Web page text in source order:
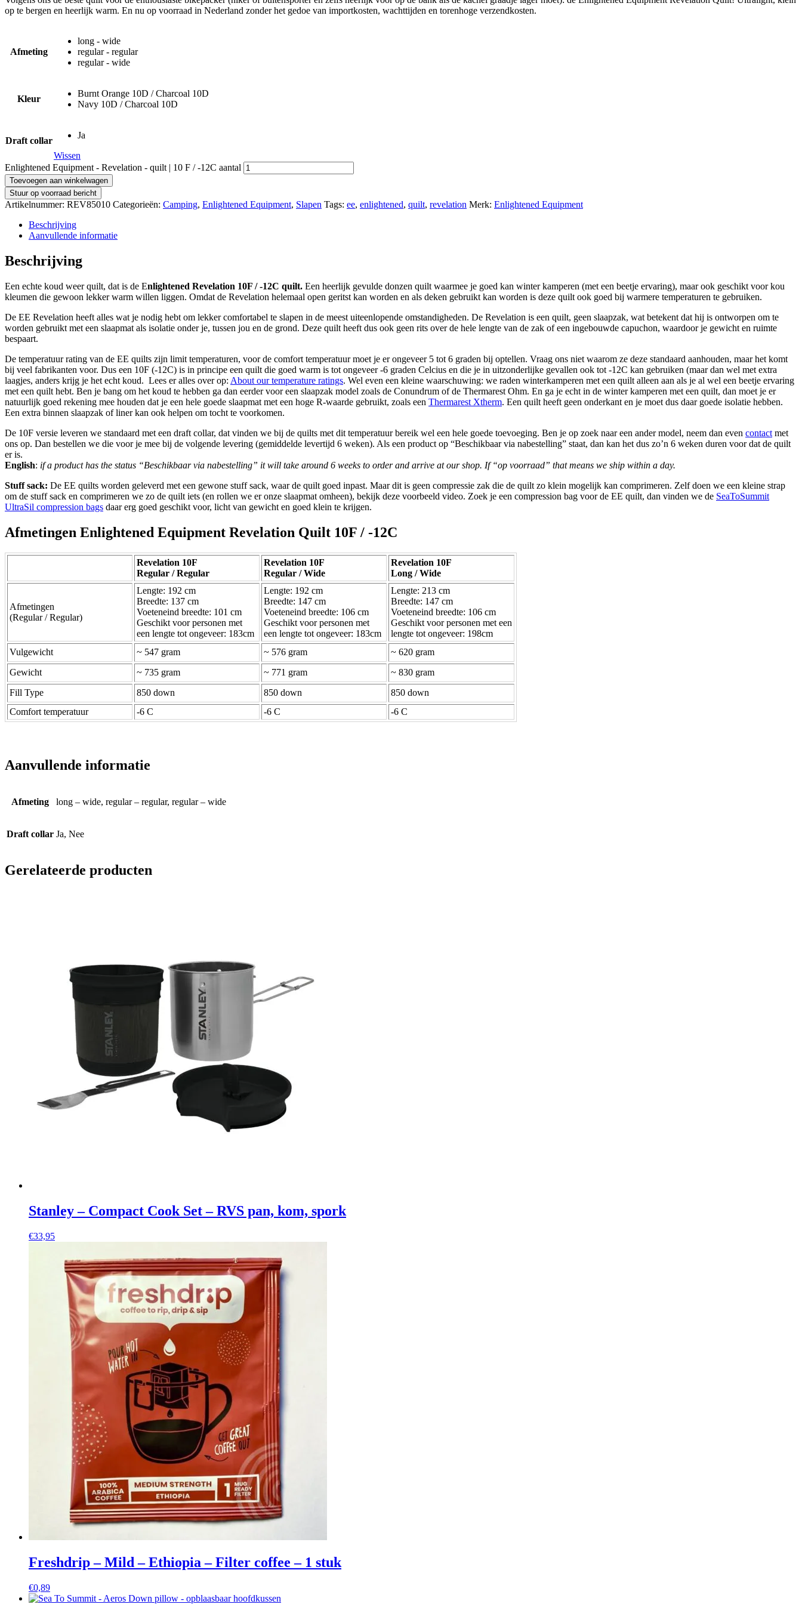
op te bergen en heerlijk warm. En nu op voorraad in Nederland zonder het gedoe van importkosten, wachttijden en torenhoge verzendkosten.
Afmeting
long - wide
regular - regular
regular - wide
Kleur
Burnt Orange 10D / Charcoal 10D
Navy 10D / Charcoal 10D
Draft collar
Ja
Wissen
Enlightened Equipment - Revelation - quilt | 10 F / -12C aantal
Toevoegen aan winkelwagen
Stuur op voorraad bericht
Artikelnummer: REV85010 Categorieën: Camping, Enlightened Equipment, Slapen Tags: ee, enlightened, quilt, revelation Merk: Enlightened Equipment
Beschrijving
Aanvullende informatie
Beschrijving
Een echte koud weer quilt, dat is de Enlightened Revelation 10F / -12C quilt. Een heerlijk gevulde donzen quilt waarmee je goed kan winter kamperen (met een beetje ervaring), maar ook geschikt voor kou
kleumen die gewoon lekker warm willen liggen. Omdat de Revelation helemaal open geritst kan worden en als deken gebruikt kan worden is deze quilt ook goed bij warmere temperaturen te gebruiken.
De EE Revelation heeft alles wat je nodig hebt om lekker comfortabel te slapen in de meest uiteenlopende omstandigheden. De Revelation is een quilt, geen slaapzak, wat betekent dat hij is ontworpen om te
worden gebruikt met een slaapmat als isolatie onder je, tussen jou en de grond. Deze quilt heeft dus ook geen rits over de hele lengte van de zak of een ingebouwde capuchon, waardoor je gewicht en ruimte
bespaart.
De temperatuur rating van de EE quilts zijn limit temperaturen, voor de comfort temperatuur moet je er ongeveer 5 tot 6 graden bij optellen. Vraag ons niet waarom ze deze standaard aanhouden, maar het komt
bij veel fabrikanten voor. Dus een 10F (-12C) is in principe een quilt die goed warm is tot ongeveer -6 graden Celcius en die je in uitzonderlijke gevallen ook tot -12C kan gebruiken (maar dan wel met extra
laagjes, anders krijg je het echt koud. Lees er alles over op: About our temperature ratings. Wel even een kleine waarschuwing: we raden winterkamperen met een quilt alleen aan als je al wel een beetje ervaring
met een quilt hebt. Ben je bang om het koud te hebben ga dan eerder voor een slaapzak model zoals de Conundrum of de Thermarest Ohm. En ga je echt in de winter kamperen met een quilt, dan moet je er
natuurlijk goed rekening mee houden dat je een hele goede slaapmat met een hoge R-waarde gebruikt, zoals een Thermarest Xtherm. Een quilt heeft geen onderkant en je moet dus daar goede isolatie hebben.
Een extra binnen slaapzak of liner kan ook helpen om tocht te voorkomen.
De 10F versie leveren we standaard met een draft collar, dat vinden we bij de quilts met dit temperatuur bereik wel een hele goede toevoeging. Ben je op zoek naar een ander model, neem dan even contact met
ons op. Dan bestellen we die voor je mee bij de volgende levering (gemiddelde levertijd 6 weken). Als een product op “Beschikbaar via nabestelling” staat, dan kan het dus zo’n 6 weken duren voor dat de quilt
er is.
English: if a product has the status “Beschikbaar via nabestelling” it will take around 6 weeks to order and arrive at our shop. If “op voorraad” that means we ship within a day.
Stuff sack: De EE quilts worden geleverd met een gewone stuff sack, waar de quilt goed inpast. Maar dit is geen compressie zak die de quilt zo klein mogelijk kan comprimeren. Zelf doen we een kleine strap
om de stuff sack en comprimeren we zo de quilt iets (en rollen we er onze slaapmat omheen), bekijk deze voorbeeld video. Zoek je een compression bag voor de EE quilt, dan vinden we de SeaToSummit
UltraSil compression bags daar erg goed geschikt voor, licht van gewicht en goed klein te krijgen.
Afmetingen Enlightened Equipment Revelation Quilt 10F / -12C
Revelation 10F
Regular / Regular
Revelation 10F
Regular / Wide
Revelation 10F
Long / Wide
Afmetingen
(Regular / Regular)
Lengte: 192 cm
Breedte: 137 cm
Voeteneind breedte: 101 cm
Geschikt voor personen met
een lengte tot ongeveer: 183cm
Lengte: 192 cm
Breedte: 147 cm
Voeteneind breedte: 106 cm
Geschikt voor personen met
een lengte tot ongeveer: 183cm
Lengte: 213 cm
Breedte: 147 cm
Voeteneind breedte: 106 cm
Geschikt voor personen met een
lengte tot ongeveer: 198cm
Vulgewicht
~ 547 gram ~ 576 gram
~ 620 gram
Gewicht
~ 735 gram ~ 771 gram
~ 830 gram
Fill Type
850 down 850 down
850 down
Comfort temperatuur
-6 C -6 C -6 C
Aanvullende informatie
Afmeting long – wide, regular – regular, regular – wide
Draft collar Ja, Nee
Gerelateerde producten
Stanley – Compact Cook Set – RVS pan, kom, spork
€33,95
Freshdrip – Mild – Ethiopia – Filter coffee – 1 stuk
€0,89